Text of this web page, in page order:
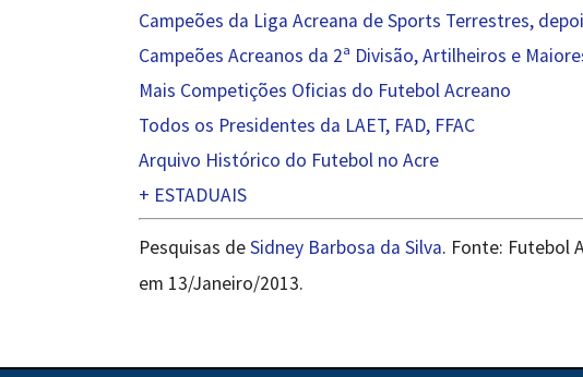
Campeões da Liga Acreana de Sports Terrestres,
Campeões Acreanos da 2ª Divisão, Artilheiros e
Mais Competições Oficias do Futebol Acreano
Todos os Presidentes da LAET, FAD, FFAC
Arquivo Histórico do Futebol no Acre
+ ESTADUAIS
Pesquisas deSidney Barbosa da Silva. Fonte: Futebol
em 13/Janeiro/2013.